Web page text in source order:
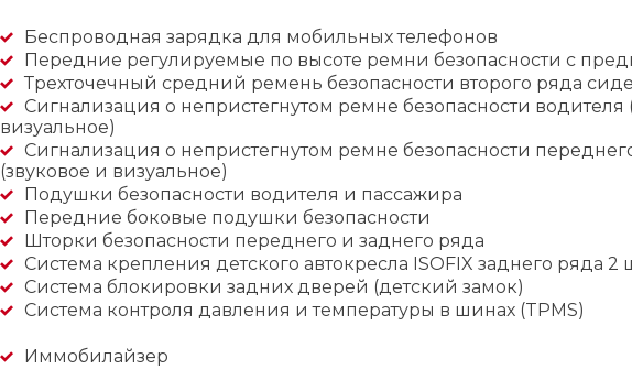
Беспроводная зарядка для мобильных телефонов
Передние регулируемые по высоте ремни безопасности с
Трехточечный средний ремень безопасности второго ряда
Сигнализация о непристегнутом ремне безопасности водителя
визуальное)
Сигнализация о непристегнутом ремне безопасности
(звуковое и визуальное)
Подушки безопасности водителя и пассажира
Передние боковые подушки безопасности
Шторки безопасности переднего и заднего ряда
Система крепления детского автокресла ISOFIX заднего ряда 2
Система блокировки задних дверей (детский замок)
Система контроля давления и температуры в шинах (TPMS)
Иммобилайзер